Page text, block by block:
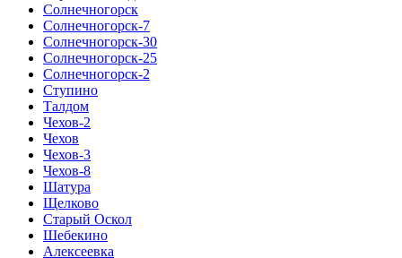
Солнечногорск
Солнечногорск-7
Солнечногорск-30
Солнечногорск-25
Солнечногорск-2
Ступино
Талдом
Чехов-2
Чехов
Чехов-3
Чехов-8
Шатура
Щелково
Старый Оскол
Шебекино
Алексеевка